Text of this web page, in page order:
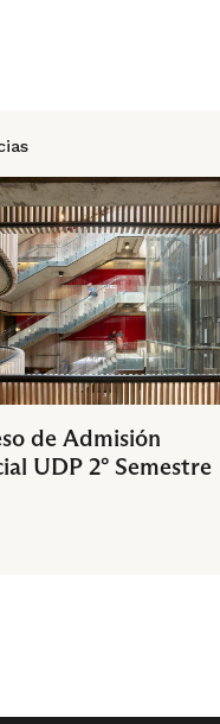
de Admisión
UDP 2° Semestre